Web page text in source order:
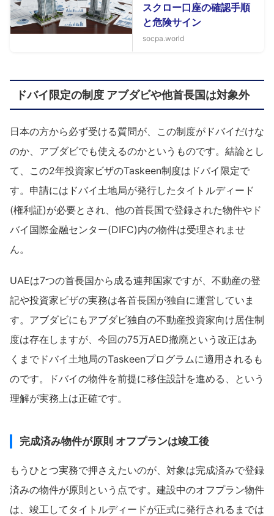
スクロー口座の確認手順
と危険サイン
socpa.world
ドバイ限定の制度 アブダビや他首長国は対象外
日本の方から必ず受ける質問が、この制度がドバイだけな
のか、アブダビでも使えるのかというものです。結論とし
て、この2年投資家ビザのTaskeen制度はドバイ限定で
す。申請にはドバイ土地局が発行したタイトルディード
(権利証)が必要とされ、他の首長国で登録された物件やド
バイ国際金融センター(DIFC)内の物件は受理されませ
ん。
UAEは7つの首長国から成る連邦国家ですが、不動産の登
記や投資家ビザの実務は各首長国が独自に運営していま
す。アブダビにもアブダビ独自の不動産投資家向け居住制
度は存在しますが、今回の75万AED撤廃という改正はあ
くまでドバイ土地局のTaskeenプログラムに適用されるも
のです。ドバイの物件を前提に移住設計を進める、という
理解が実務上は正確です。
完成済み物件が原則 オフプランは竣工後
もうひとつ実務で押さえたいのが、対象は完成済みで登録
済みの物件が原則という点です。建設中のオフプラン物件
は、竣工してタイトルディードが正式に発行されるまでは